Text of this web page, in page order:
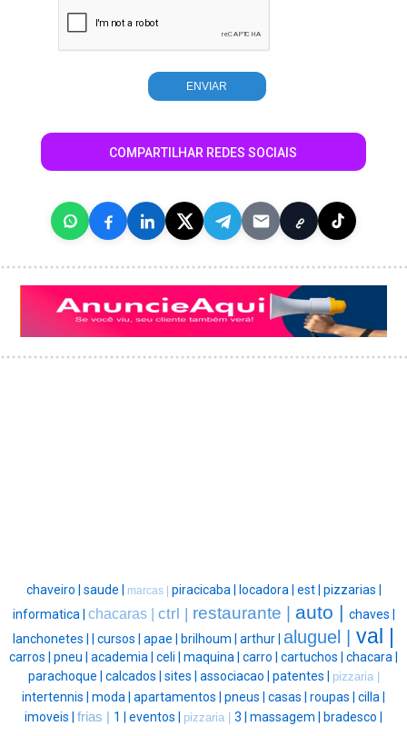
COMPARTILHAR REDES SOCIAIS
chaveiro | saude | marcas | piracicaba | locadora | est | pizzarias |
informatica | chacaras | ctrl | restaurante | auto | chaves |
lanchonetes |
cursos | apae | brilhoum | arthur | aluguel | val |
carros | pneu | academia | celi | maquina | carro | cartuchos | chacara |
parachoque | calcados | sites | associacao | patentes | pizzaria |
intertennis | moda | apartamentos | pneus | casas | roupas | cilla |
imoveis | frias | 1 | eventos | pizzaria | 3 | massagem | bradesco |